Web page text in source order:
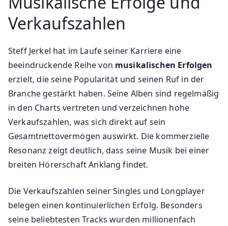
Verkaufszahlen
Steff Jerkel hat im Laufe seiner Karriere eine
beeindruckende Reihe von musikalischen Erfolgen
erzielt, die seine Popularität und seinen Ruf in der
Branche gestärkt haben. Seine Alben sind regelmäßig
in den Charts vertreten und verzeichnen hohe
Verkaufszahlen, was sich direkt auf sein
Gesamtnettovermögen auswirkt. Die kommerzielle
Resonanz zeigt deutlich, dass seine Musik bei einer
breiten Hörerschaft Anklang findet.
Die Verkaufszahlen seiner Singles und Longplayer
belegen einen kontinuierlichen Erfolg. Besonders
seine beliebtesten Tracks wurden millionenfach